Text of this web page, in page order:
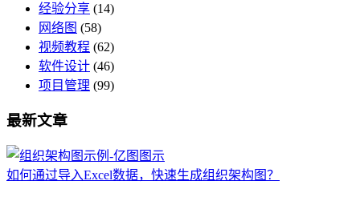
经验分享 (14)
网络图 (58)
视频教程 (62)
软件设计 (46)
项目管理 (99)
最新文章
如何通过导入Excel数据，快速生成组织架构图？